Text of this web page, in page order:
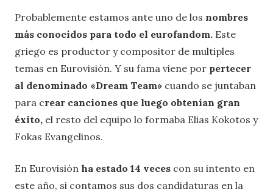
Probablemente estamos ante uno de los nombres
más conocidos para todo el eurofandom. Este
griego es productor y compositor de multiples
temas en Eurovisión. Y su fama viene por pertecer
al denominado «Dream Team» cuando se juntaban
para crear canciones que luego obtenían gran
éxito, el resto del equipo lo formaba Elias Kokotos y
Fokas Evangelinos.
En Eurovisión ha estado 14 veces con su intento en
este año, si contamos sus dos candidaturas en la